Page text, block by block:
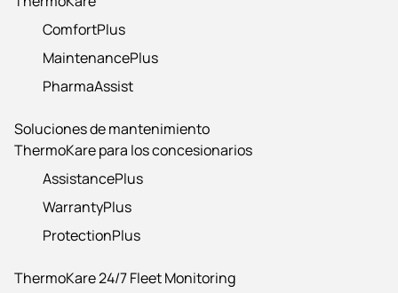
ComfortPlus
MaintenancePlus
PharmaAssist
Soluciones de mantenimiento
ThermoKare para los concesionarios
AssistancePlus
WarrantyPlus
ProtectionPlus
ThermoKare 24/7 Fleet Monitoring